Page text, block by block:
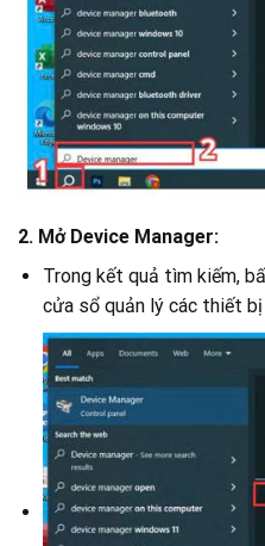
2. Mở Device Manager:
Trong kết quả tìm kiếm,
cửa sổ quản lý các thiết